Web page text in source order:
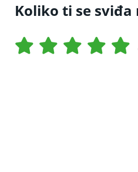
Koliko ti se sviđa